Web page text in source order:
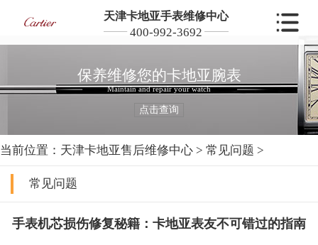
天津卡地亚手表维修中心
400-992-3692
保养维修您的卡地亚腕表
Maintain and repair your watch
点击查询
当前位置： 天津卡地亚售后维修中心 > 常见问题 >
常见问题
手表机芯损伤修复秘籍：卡地亚表友不可错过的指南